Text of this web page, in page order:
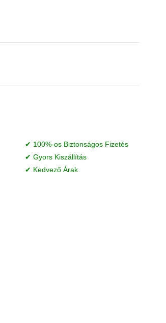
✔ 100%-os Biztonságos Fizetés
✔ Gyors Kiszállítás
✔ Kedvező Árak